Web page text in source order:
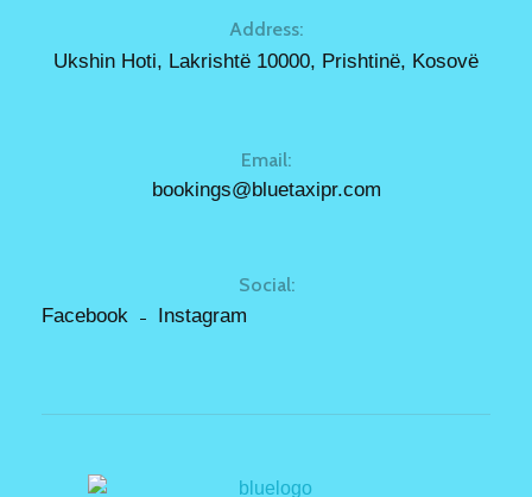
Address:
Ukshin Hoti, Lakrishtë 10000, Prishtinë, Kosovë
Email:
bookings@bluetaxipr.com
Social:
Facebook
Instagram